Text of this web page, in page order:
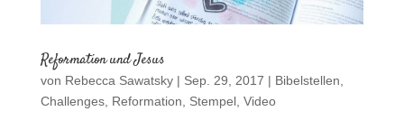
Reformation und Jesus
von Rebecca Sawatsky| Sep. 29, 2017 | Bibelstellen,
Challenges, Reformation, Stempel, Video